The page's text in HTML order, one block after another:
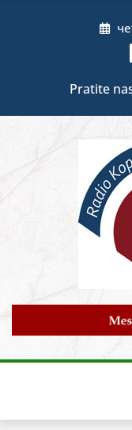
Pratite